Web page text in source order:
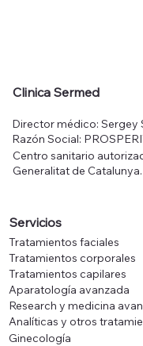
Clinica Sermed
Director médico: Sergey
Razón Social:
Centro sanitario
Generalitat de Catalunya.
Servicios
Tratamientos faciales
Tratamientos corporales
Tratamientos capilares
Aparatología avanzada
Research y medicina
Analíticas y otros
Ginecología